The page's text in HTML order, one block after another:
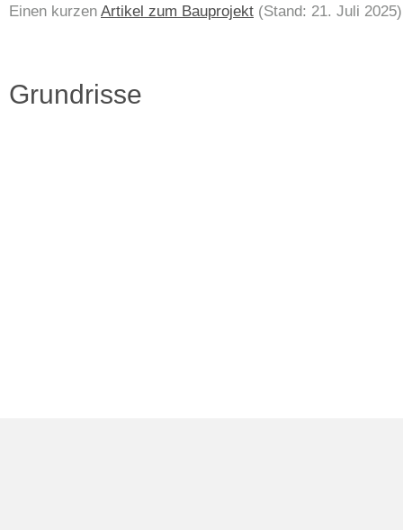
Einen kurzen Artikel zum Bauprojekt (Stand: 21. Juli
Grundrisse